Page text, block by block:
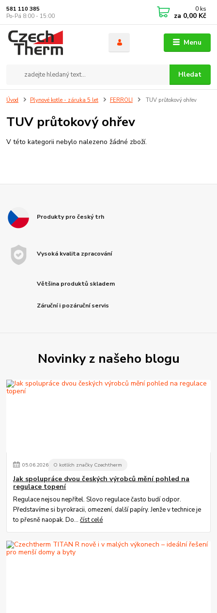
Menu
Hledat
581 110 385
Po-Pá 8:00 - 15:00
0 ks
za 0,00 Kč
Úvod Plynové kotle - záruka 5 let FERROLI TUV průtokový ohřev
TUV průtokový ohřev
V této kategorii nebylo nalezeno žádné zboží.
Produkty pro český trh
Vysoká kvalita zpracování
Většina produktů skladem
Záruční i pozáruční servis
Novinky z našeho blogu
05.06.2026 O kotlích značky Czechtherm
Jak spolupráce dvou českých výrobců mění pohled na
regulace topení
Regulace nejsou nepřítel. Slovo regulace často budí odpor.
Představíme si byrokracii, omezení, další papíry. Jenže v technice je
to přesně naopak. Do...číst celé